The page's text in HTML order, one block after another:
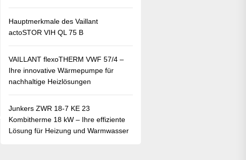
Hauptmerkmale des Vaillant
actoSTOR VIH QL 75 B
VAILLANT flexoTHERM VWF 57/4 –
Ihre innovative Wärmepumpe für
nachhaltige Heizlösungen
Junkers ZWR 18-7 KE 23
Kombitherme 18 kW – Ihre effiziente
Lösung für Heizung und Warmwasser